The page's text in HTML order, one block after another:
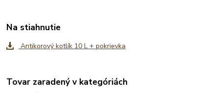
Na stiahnutie
Antikorový kotlík 10 L + pokrievka
Tovar zaradený v kategóriách